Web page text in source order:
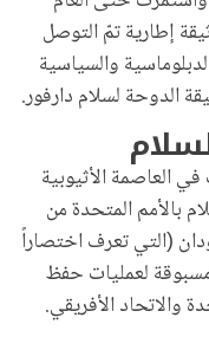
إطارية تمّ التوصل
والسياسية
الدوحة لسلام دارفور.
العاصمة الأثيوبية
بالأمم المتحدة من
(التي تعرف اختصاراً
لعمليات حفظ
والاتحاد الأفريقي.